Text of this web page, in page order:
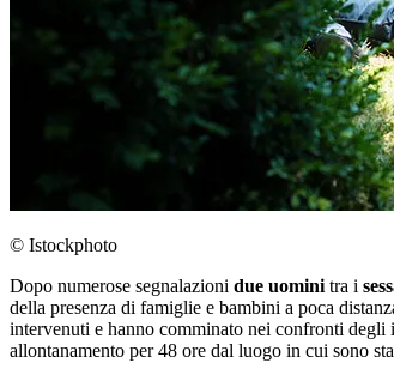
© Istockphoto
Dopo numerose segnalazioni due uomini tra i
della presenza di famiglie e bambini a poca
intervenuti e hanno comminato nei confronti degli
allontanamento per 48 ore dal luogo in cui sono